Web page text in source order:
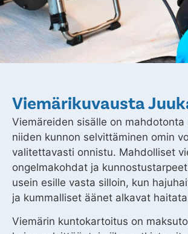
Viemärikuvausta
Viemäreiden sisälle on mahdotonta
niiden kunnon selvittäminen omin
valitettavasti onnistu. Mahdolliset
ongelmakohdat ja
usein esille vasta silloin, kun
ja kummalliset äänet alkavat
Viemärin kuntokartoitus on